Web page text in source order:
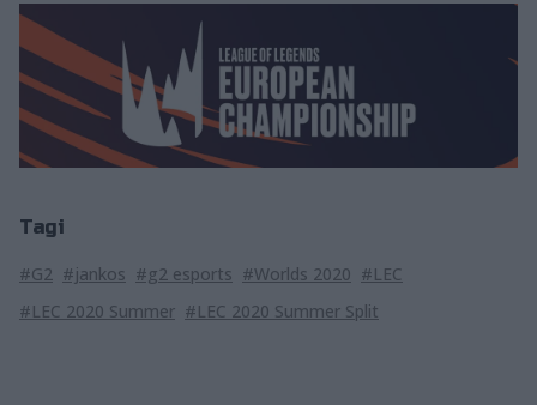
Tagi
#G2 #jankos #g2 esports #Worlds 2020 #LEC
#LEC 2020 Summer #LEC 2020 Summer Split